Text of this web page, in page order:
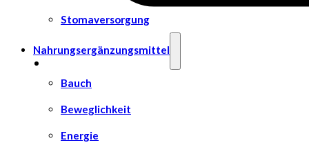
Stomaversorgung
Nahrungsergänzungsmittel
Bauch
Beweglichkeit
Energie